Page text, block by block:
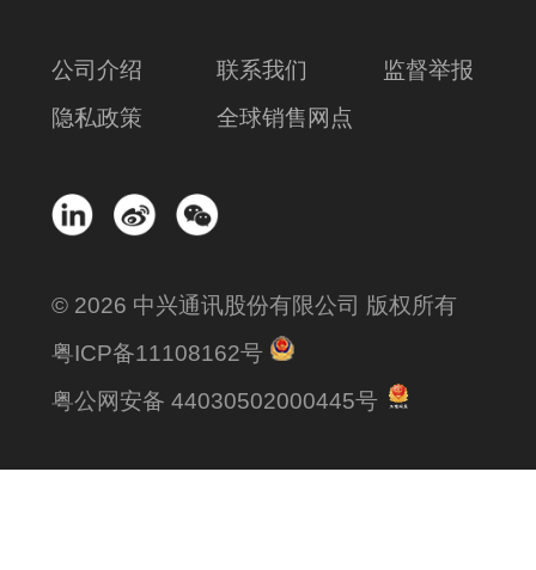
公司介绍 联系我们
监督举报
隐私政策
全球销售网点
© 2026 中兴通讯股份有限公司 版权所有
粤ICP备11108162号
粤公网安备 44030502000445号